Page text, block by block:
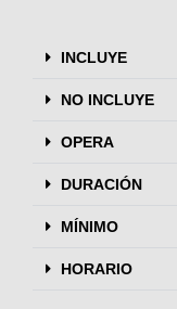
INCLUYE
NO INCLUYE
OPERA
DURACIÓN
MÍNIMO
HORARIO